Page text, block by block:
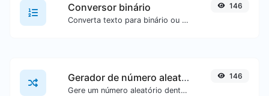
Conversor binário
Converta texto para binário ou vice-versa para qualquer entrada de texto.
146
Gerador de número aleatório
Gere um número aleatório dentro de um intervalo especificado.
146